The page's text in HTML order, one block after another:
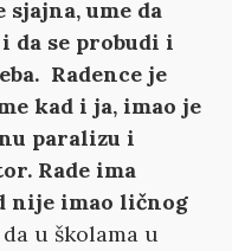
sjajna, ume da
da se probudi i
Radence je
kad i ja, imao je
paralizu i
Rade ima
nije imao ličnog
da u školama u